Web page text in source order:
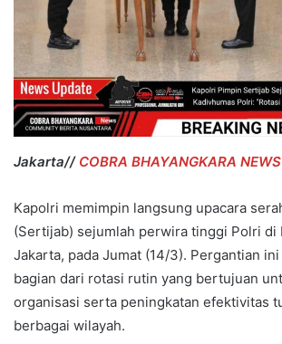
Jakarta// COBRA BHAYANGKARA NEWS
Kapolri memimpin langsung upacara
(Sertijab) sejumlah perwira tinggi Polri di
Jakarta, pada Jumat (14/3). Pergantian
bagian dari rotasi rutin yang bertujuan
organisasi serta peningkatan efektivitas
berbagai wilayah.